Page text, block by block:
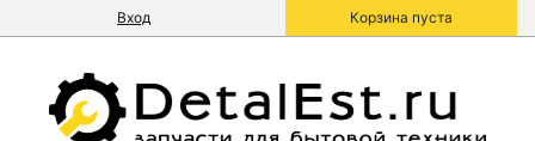
Вход Корзина пуста